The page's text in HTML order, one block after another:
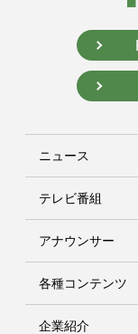
ニュース
テレビ番組
アナウンサー
各種コンテンツ
企業紹介